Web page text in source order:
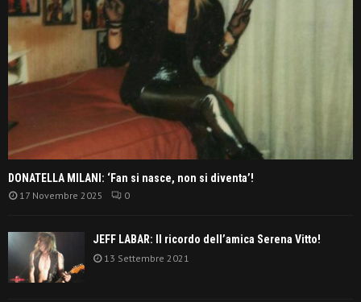
DONATELLA MILANI: ‘Fan si nasce, non si diventa’!
17 Novembre 2025 0
JEFF LABAR: Il ricordo dell’amica Serena Vitto!
13 Settembre 2021